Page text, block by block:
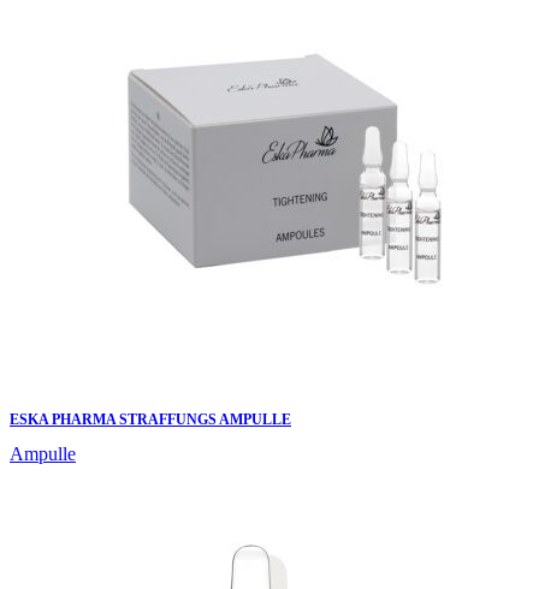
ESKA PHARMA STRAFFUNGS AMPULLE
Ampulle